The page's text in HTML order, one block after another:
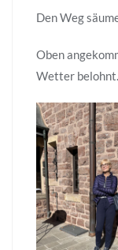
Den Weg
Oben
Wetter belohnt.